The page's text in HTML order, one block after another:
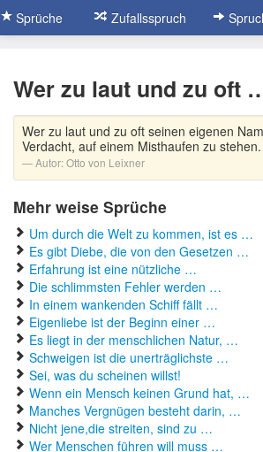
Sprüche Zufallsspruch
Wer zu laut und zu oft
Wer zu laut und zu oft seinen eigenen
Verdacht, auf einem Misthaufen zu stehen.
Autor:Otto von Leixner
Mehr weise Sprüche
Um durch die Welt zu kommen, ist es …
Es gibt Diebe, die von den Gesetzen …
Erfahrung ist eine nützliche …
Die schlimmsten Fehler werden …
In einem wankenden Schiff fällt …
Eigenliebe ist der Beginn einer …
Es liegt in der menschlichen Natur, …
Schweigen ist die unerträglichste …
Sei, was du scheinen willst!
Wenn ein Mensch keinen Grund hat, …
Manches Vergnügen besteht darin, …
Nicht jene,die streiten, sind zu …
Wer Menschen führen will muss …